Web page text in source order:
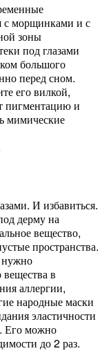
с морщинками и с
зоны
под глазами
большого
перед сном.
его вилкой,
пигментацию и
мимические
И избавиться.
дерму на
вещество,
пространства.
нужно
вещества в
аллергии,
народные маски
эластичности
Его можно
до 2 раз.